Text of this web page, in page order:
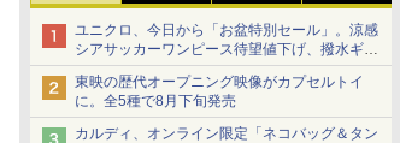
ユニクロ、今日から「お盆特別セール」。涼感
シアサッカーワンピース待望値下げ、撥水ギア
ショーツは1990円に
東映の歴代オープニング映像がカプセルトイ
に。全5種で8月下旬発売
カルディ、オンライン限定「ネコバッグ＆タン
カップヌードル レギュ
ラー 日清食品 カップ麺
マルちゃん マルちゃん
ZUBAAAN! 横浜家系
ー香るトムヤムクンヌ
パナソニック オーブン
レンジ スチーム ビスト
日立 過熱水蒸気 オーブ
ンレンジ ヘルシーシェ スチームオーブンレン